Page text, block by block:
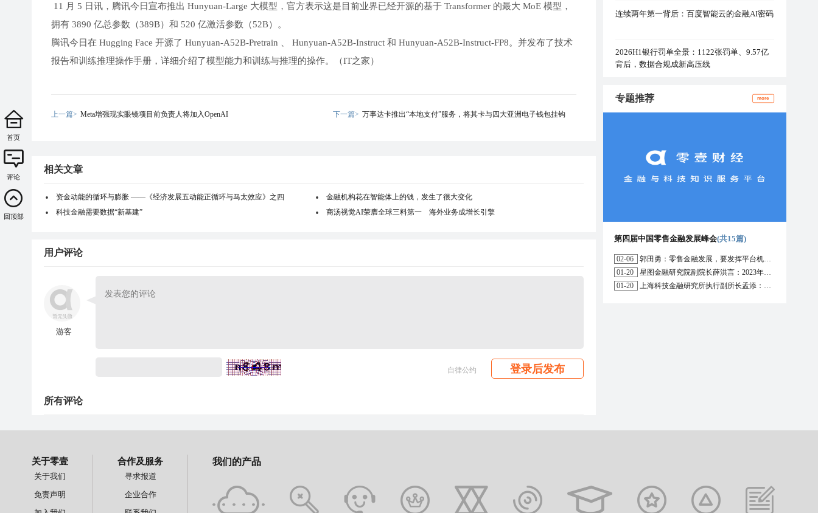
11 月 5 日讯，腾讯今日宣布推出 Hunyuan-Large 大模型，官方表示这是目前业界已经开源的基于 Transformer 的最大 MoE 模型，
拥有 3890 亿总参数（389B）和 520 亿激活参数（52B）。
腾讯今日在 Hugging Face 开源了 Hunyuan-A52B-Pretrain 、 Hunyuan-A52B-Instruct 和 Hunyuan-A52B-Instruct-FP8。并发布了技术
报告和训练推理操作手册，详细介绍了模型能力和训练与推理的操作。（IT之家）
上一篇> Meta增强现实眼镜项目前负责人将加入OpenAI 下一篇> 万事达卡推出“本地支付”服务，将其卡与四大亚洲电子钱包挂钩
相关文章
资金动能的循环与膨胀 ——《经济发展五动能正循环与马太效应》之四
金融机构花在智能体上的钱，发生了很大变化
科技金融需要数据“新基建”
商汤视觉AI荣膺全球三料第一 海外业务成增长引擎
用户评论
游客
自律公约 登录后发布
所有评论
连续两年第一背后：百度智能云的金融AI密码
2026H1银行罚单全景：1122张罚单、9.57亿
背后，数据合规成新高压线
专题推荐 more
第四届中国零售金融发展峰会(共15篇)
02-06
郭田勇：零售金融发展，要发挥平台机构的作用
01-20
星图金融研究院副院长薛洪言：2023年消费信贷或迎来新起点
01-20
上海科技金融研究所执行副所长孟添：开放银行与嵌入式金融为数字普惠金融带来更大发展空间
首页
评论
回顶部
关于零壹
关于我们
免责声明
合作及服务
寻求报道
企业合作
我们的产品